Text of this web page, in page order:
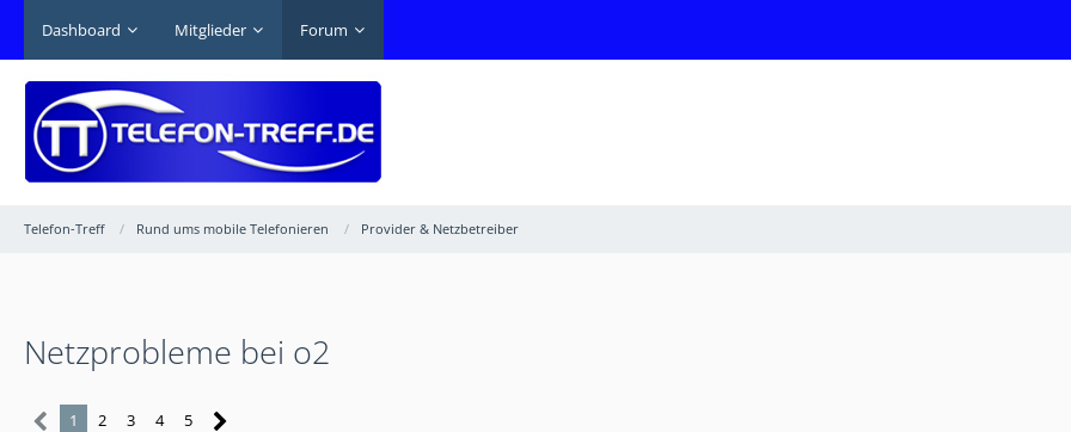
Dashboard Mitglieder Forum
Telefon-Treff Rund ums mobile Telefonieren Provider & Netzbetreiber
Netzprobleme bei o2
1 2 3 4 5